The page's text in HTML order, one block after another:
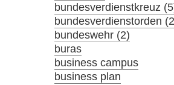
bundesverdienstkreuz
bundesverdienstorden
bundeswehr (2)
buras
business campus
business plan